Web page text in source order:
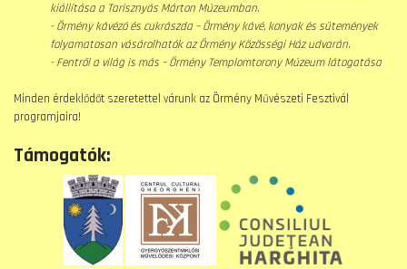
kiállítása a Tarisznyás Márton Múzeumban.
- Örmény kávézó és cukrászda – Örmény kávé, konyak és sütemények
folyamatosan vásárolhatók az Örmény Közösségi Ház udvarán.
- Fentről a világ is más – Örmény Templomtorony Múzeum látogatása
Minden érdeklődőt szeretettel várunk az Örmény Művészeti Fesztivál
programjaira!
Támogatók: